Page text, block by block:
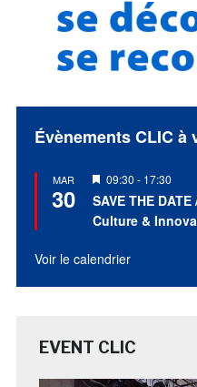
Évènements CLIC à
MAR
30
Mis
en
avant
09:30 - 17:30
SAVE THE
Culture &
Voir le calendrier
EVENT CLIC